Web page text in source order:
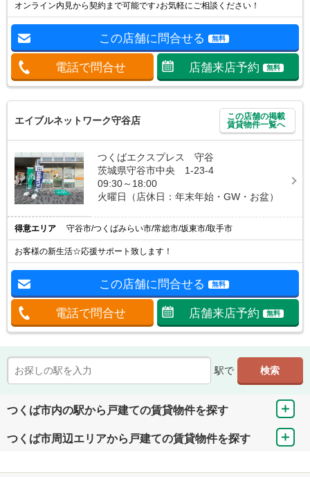
オンライン内見から契約まで可能です♪お気軽にご相談ください！
この店舗に問合せる 無料
電話で問合せ 店舗来店予約 無料
エイブルネットワーク守谷店
この店舗の掲載
賃貸物件一覧へ
つくばエクスプレス 守谷
茨城県守谷市中央 1-23-4
09:30～18:00
火曜日（店休日：年末年始・GW・お盆）
得意エリア 守谷市/つくばみらい市/常総市/坂東市/取手市
お客様の新生活☆応援サポート致します！
この店舗に問合せる 無料
電話で問合せ 店舗来店予約 無料
駅で
つくば市内の駅から戸建ての賃貸物件を探す
つくば市周辺エリアから戸建ての賃貸物件を探す